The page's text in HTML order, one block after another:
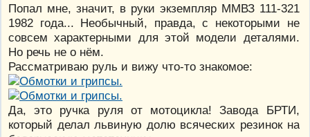
Попал мне, значит, в руки экземпляр ММВЗ 111-321
1982 года... Необычный, правда, с некоторыми не
совсем характерными для этой модели деталями.
Но речь не о нём.
Рассматриваю руль и вижу что-то знакомое:
Да, это ручка руля от мотоцикла! Завода БРТИ,
который делал львиную долю всяческих резинок на